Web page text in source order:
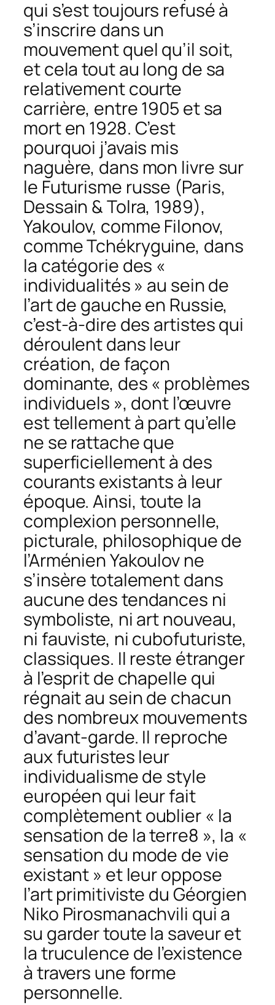
qui s’est toujours refusé à
s’inscrire dans un
mouvement quel qu’il soit,
et cela tout au long de sa
relativement courte
carrière, entre 1905 et sa
mort en 1928. C’est
pourquoi j’avais mis
naguère, dans mon livre sur
le Futurisme russe (Paris,
Dessain & Tolra, 1989),
Yakoulov, comme Filonov,
comme Tchékryguine, dans
la catégorie des «
individualités » au sein de
l’art de gauche en Russie,
c’est-à-dire des artistes qui
déroulent dans leur
création, de façon
dominante, des « problèmes
individuels », dont l’œuvre
est tellement à part qu’elle
ne se rattache que
superficiellement à des
courants existants à leur
époque. Ainsi, toute la
complexion personnelle,
picturale, philosophique de
l’Arménien Yakoulov ne
s’insère totalement dans
aucune des tendances ni
symboliste, ni art nouveau,
ni fauviste, ni cubofuturiste,
classiques. Il reste étranger
à l’esprit de chapelle qui
régnait au sein de chacun
des nombreux mouvements
d’avant-garde. Il reproche
aux futuristes leur
individualisme de style
européen qui leur fait
complètement oublier « la
sensation de la terre8 », la «
sensation du mode de vie
existant » et leur oppose
l’art primitiviste du Géorgien
Niko Pirosmanachvili qui a
su garder toute la saveur et
la truculence de l’existence
à travers une forme
personnelle.